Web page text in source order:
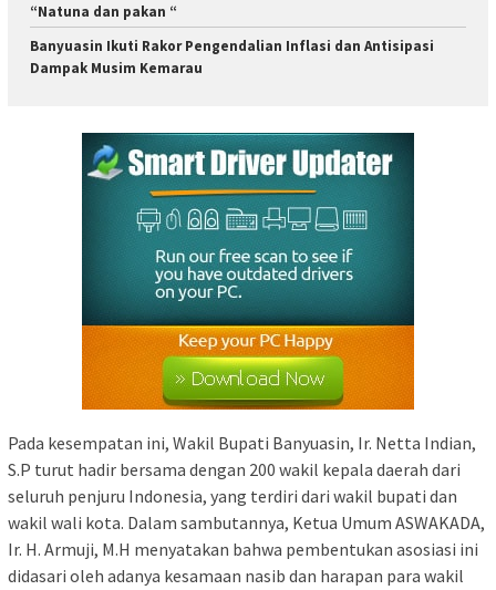
“Natuna dan pakan “
Banyuasin Ikuti Rakor Pengendalian Inflasi dan Antisipasi
Dampak Musim Kemarau
Pada kesempatan ini, Wakil Bupati Banyuasin, Ir. Netta Indian,
S.P turut hadir bersama dengan 200 wakil kepala daerah dari
seluruh penjuru Indonesia, yang terdiri dari wakil bupati dan
wakil wali kota. Dalam sambutannya, Ketua Umum ASWAKADA,
Ir. H. Armuji, M.H menyatakan bahwa pembentukan asosiasi ini
didasari oleh adanya kesamaan nasib dan harapan para wakil